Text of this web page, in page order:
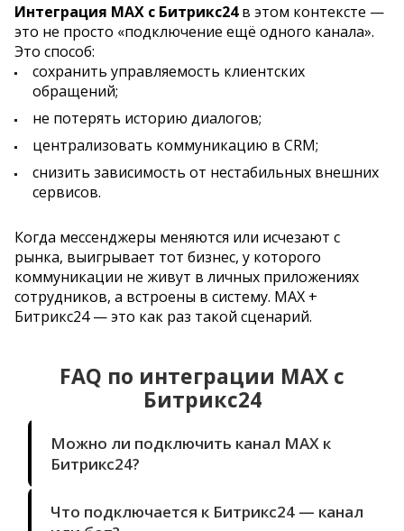
Интеграция MAX с Битрикс24в этом контексте —
это не просто «подключение ещё одного канала».
Это способ:
сохранить управляемость клиентских
обращений;
не потерять историю диалогов;
централизовать коммуникацию в CRM;
снизить зависимость от нестабильных внешних
сервисов.
Когда мессенджеры меняются или исчезают с
рынка, выигрывает тот бизнес, у которого
коммуникации не живут в личных приложениях
сотрудников, а встроены в систему. MAX +
Битрикс24 — это как раз такой сценарий.
FAQ по интеграции MAX с
Битрикс24
Можно ли подключить канал MAX к
Битрикс24?
Что подключается к Битрикс24 — канал